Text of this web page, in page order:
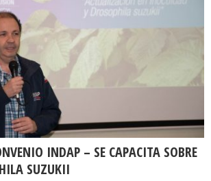
INDAP – SE CAPACITA SOBRE
SUZUKII